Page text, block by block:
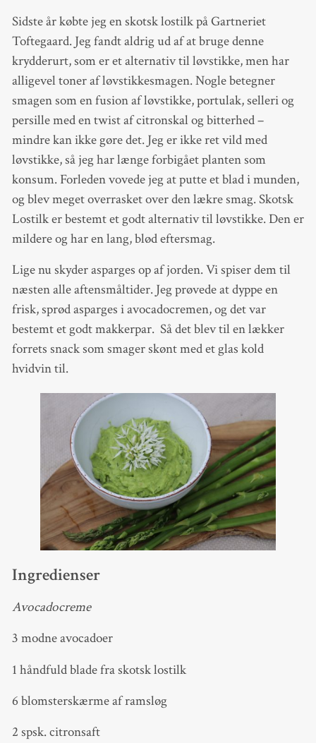
Sidste år købte jeg en skotsk lostilk på Gartneriet
Toftegaard. Jeg fandt aldrig ud af at bruge denne
krydderurt, som er et alternativ til løvstikke, men har
alligevel toner af løvstikkesmagen. Nogle betegner
smagen som en fusion af løvstikke, portulak, selleri og
persille med en twist af citronskal og bitterhed –
mindre kan ikke gøre det. Jeg er ikke ret vild med
løvstikke, så jeg har længe forbigået planten som
konsum. Forleden vovede jeg at putte et blad i munden,
og blev meget overrasket over den lækre smag. Skotsk
Lostilk er bestemt et godt alternativ til løvstikke. Den er
mildere og har en lang, blød eftersmag.
Lige nu skyder asparges op af jorden. Vi spiser dem til
næsten alle aftensmåltider. Jeg prøvede at dyppe en
frisk, sprød asparges i avocadocremen, og det var
bestemt et godt makkerpar. Så det blev til en lækker
forrets snack som smager skønt med et glas kold
hvidvin til.
Ingredienser
Avocadocreme
3 modne avocadoer
1 håndfuld blade fra skotsk lostilk
6 blomsterskærme af ramsløg
2 spsk. citronsaft